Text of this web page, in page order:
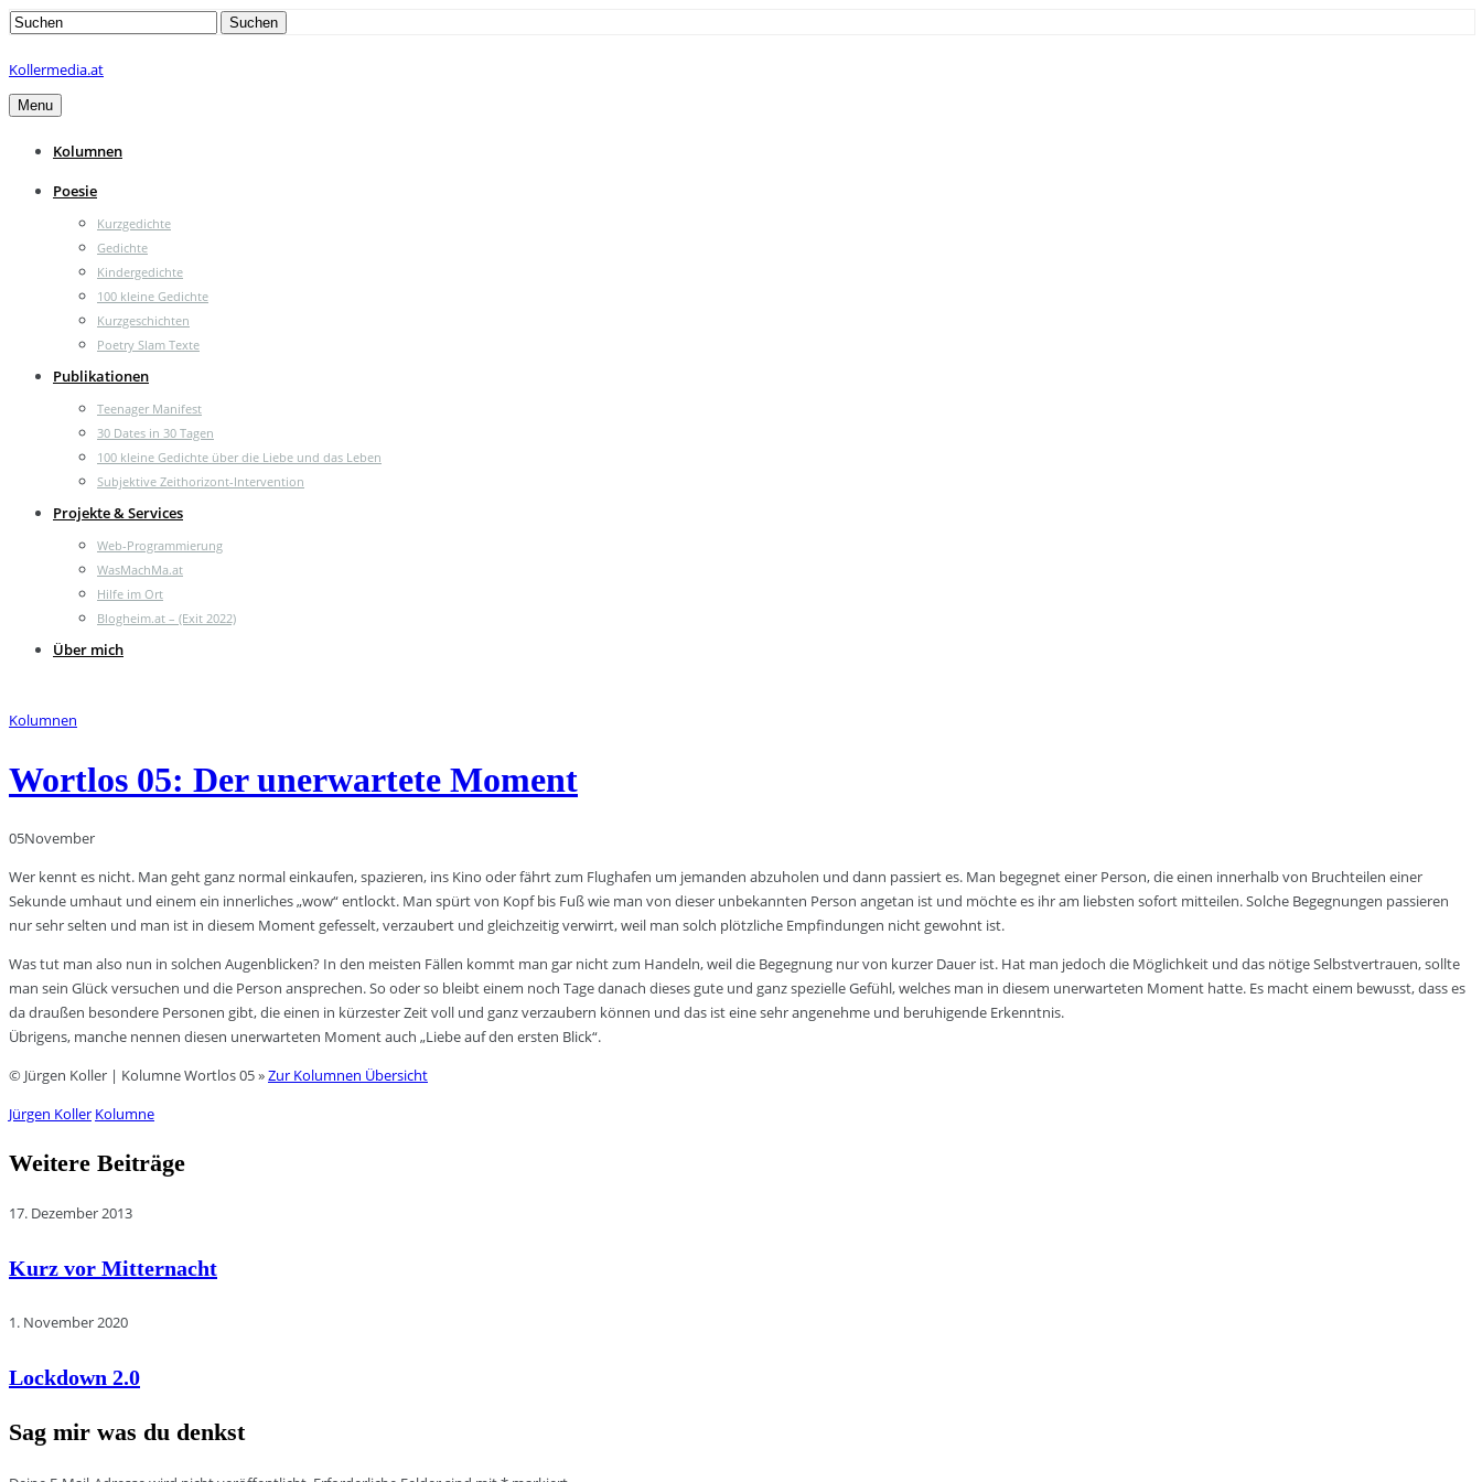
Search
Suchen
Kollermedia.at
Menu
Kolumnen
Poesie
Kurzgedichte
Gedichte
Kindergedichte
100 kleine Gedichte
Kurzgeschichten
Poetry Slam Texte
Publikationen
Teenager Manifest
30 Dates in 30 Tagen
100 kleine Gedichte über die Liebe und das Leben
Subjektive Zeithorizont-Intervention
Projekte & Services
Web-Programmierung
WasMachMa.at
Hilfe im Ort
Blogheim.at – (Exit 2022)
Über mich
Kolumnen
Wortlos 05: Der unerwartete Moment
05November
Wer kennt es nicht. Man geht ganz normal einkaufen, spazieren, ins Kino oder fährt zum Flughafen um jemanden abzuholen und dann passiert es. Man begegnet einer Person, die einen innerhalb von Bruchteilen einer
Sekunde umhaut und einem ein innerliches „wow“ entlockt. Man spürt von Kopf bis Fuß wie man von dieser unbekannten Person angetan ist und möchte es ihr am liebsten sofort mitteilen. Solche Begegnungen passieren
nur sehr selten und man ist in diesem Moment gefesselt, verzaubert und gleichzeitig verwirrt, weil man solch plötzliche Empfindungen nicht gewohnt ist.
Was tut man also nun in solchen Augenblicken? In den meisten Fällen kommt man gar nicht zum Handeln, weil die Begegnung nur von kurzer Dauer ist. Hat man jedoch die Möglichkeit und das nötige Selbstvertrauen, sollte
man sein Glück versuchen und die Person ansprechen. So oder so bleibt einem noch Tage danach dieses gute und ganz spezielle Gefühl, welches man in diesem unerwarteten Moment hatte. Es macht einem bewusst, dass es
da draußen besondere Personen gibt, die einen in kürzester Zeit voll und ganz verzaubern können und das ist eine sehr angenehme und beruhigende Erkenntnis.
Übrigens, manche nennen diesen unerwarteten Moment auch „Liebe auf den ersten Blick“.
© Jürgen Koller | Kolumne Wortlos 05 »Zur Kolumnen Übersicht
Jürgen Koller Kolumne
Weitere Beiträge
17. Dezember 2013
Kurz vor Mitternacht
1. November 2020
Lockdown 2.0
Sag mir was du denkst